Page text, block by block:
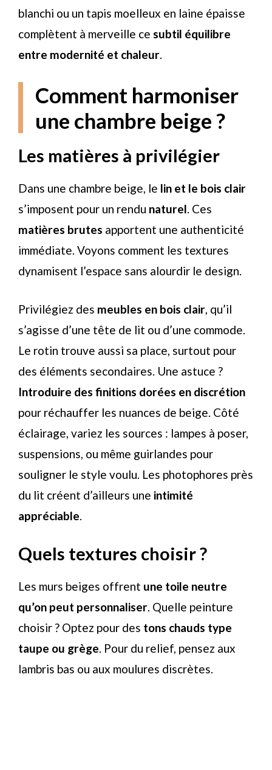
blanchi ou un tapis moelleux en laine épaisse
complètent à merveille ce subtil équilibre
entre modernité et chaleur.
Comment harmoniser
une chambre beige ?
Les matières à privilégier
Dans une chambre beige, le lin et le bois clair
s’imposent pour un rendu naturel. Ces
matières brutes apportent une authenticité
immédiate. Voyons comment les textures
dynamisent l’espace sans alourdir le design.
Privilégiez des meubles en bois clair, qu’il
s’agisse d’une tête de lit ou d’une commode.
Le rotin trouve aussi sa place, surtout pour
des éléments secondaires. Une astuce ?
Introduire des finitions dorées en discrétion
pour réchauffer les nuances de beige. Côté
éclairage, variez les sources : lampes à poser,
suspensions, ou même guirlandes pour
souligner le style voulu. Les photophores près
du lit créent d’ailleurs une intimité
appréciable.
Quels textures choisir ?
Les murs beiges offrent une toile neutre
qu’on peut personnaliser. Quelle peinture
choisir ? Optez pour des tons chauds type
taupe ou grège. Pour du relief, pensez aux
lambris bas ou aux moulures discrètes.